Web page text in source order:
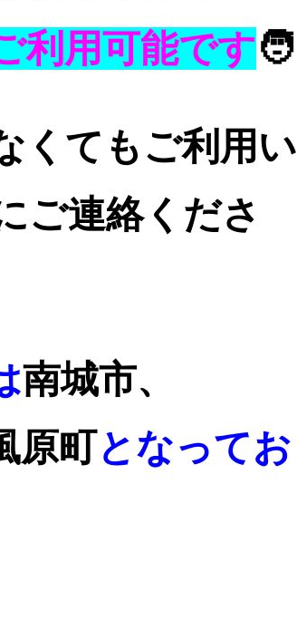
利用可能です🧑
くてもご利用い
ご連絡くださ
南城市、
原町となってお